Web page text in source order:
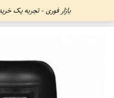
بازار فوری - تجربه یک